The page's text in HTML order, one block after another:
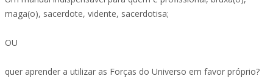
maga(o), sacerdote, vidente, sacerdotisa;
OU
quer aprender a utilizar as Forças do Universo em favor próprio?